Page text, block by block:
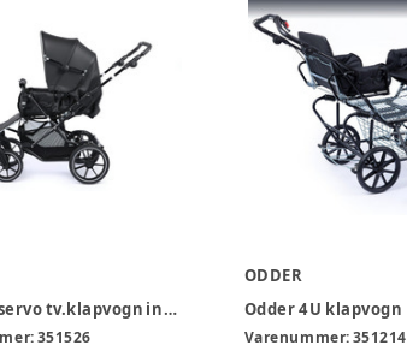
Scandia servo tv.klapvogn inkl kaleche
351526
ODDER
Varenummer:351214